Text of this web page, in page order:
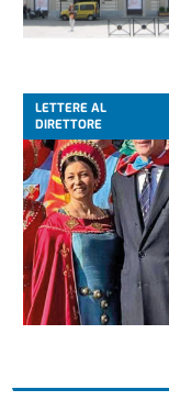
LETTERE AL
DIRETTORE